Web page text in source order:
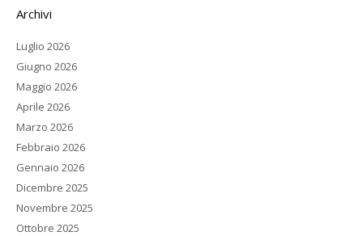
Archivi
Luglio 2026
Giugno 2026
Maggio 2026
Aprile 2026
Marzo 2026
Febbraio 2026
Gennaio 2026
Dicembre 2025
Novembre 2025
Ottobre 2025